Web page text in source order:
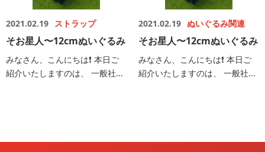
2021.02.19 ストラップ
そお星人〜12cmぬいぐるみ
みなさん、こんにちは❗️ 本日ご
紹介いたしますのは、 一般社...
2021.02.19 ぬいぐるみ関連
そお星人〜12cmぬいぐるみ
みなさん、こんにちは❗️ 本日ご
紹介いたしますのは、 一般社...